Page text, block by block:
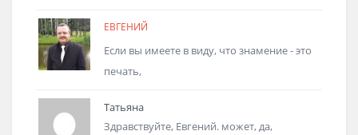
ЕВГЕНИЙ
Если вы имеете в виду, что знамение - это
печать,
Татьяна
Здравствуйте, Евгений. может, да,